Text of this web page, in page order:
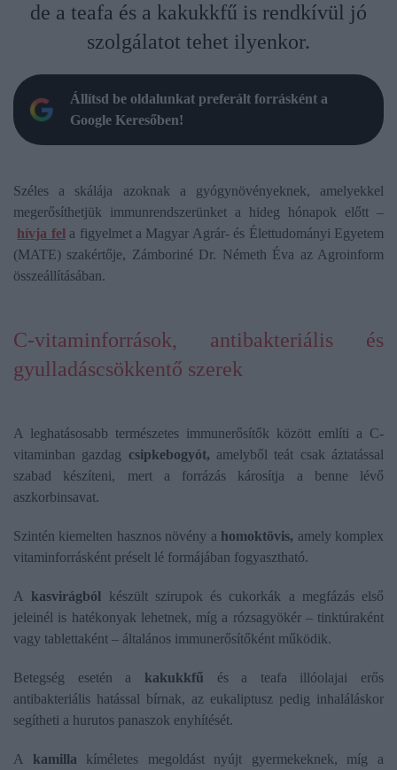
de a teafa és a kakukkfű is rendkívül jó
szolgálatot tehet ilyenkor.
Állítsd be oldalunkat preferált forrásként a
Google Keresőben!
Széles a skálája azoknak a gyógynövényeknek, amelyekkel
megerősíthetjük immunrendszerünket a hideg hónapok előtt –
hívja fel a figyelmet a Magyar Agrár- és Élettudományi Egyetem
(MATE) szakértője, Zámboriné Dr. Németh Éva az Agroinform
összeállításában.
C-vitaminforrások, antibakteriális és
gyulladáscsökkentő szerek
A leghatásosabb természetes immunerősítők között említi a C-
vitaminban gazdag csipkebogyót, amelyből teát csak áztatással
szabad készíteni, mert a forrázás károsítja a benne lévő
aszkorbinsavat.
Szintén kiemelten hasznos növény a homoktövis, amely komplex
vitaminforrásként préselt lé formájában fogyasztható.
A kasvirágból készült szirupok és cukorkák a megfázás első
jeleinél is hatékonyak lehetnek, míg a rózsagyökér – tinktúraként
vagy tablettaként – általános immunerősítőként működik.
Betegség esetén a kakukkfű és a teafa illóolajai erős
antibakteriális hatással bírnak, az eukaliptusz pedig inhaláláskor
segítheti a hurutos panaszok enyhítését.
A kamilla kíméletes megoldást nyújt gyermekeknek, míg a